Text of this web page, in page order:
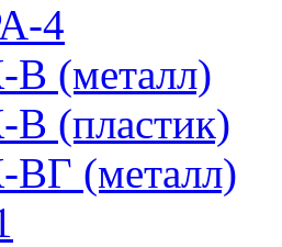
4
(металл)
(пластик)
(металл)